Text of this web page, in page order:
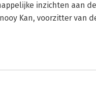
inzichten aan
Kan, voorzitter van